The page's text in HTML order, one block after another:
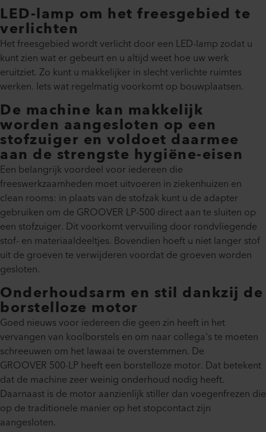
LED-lamp om het freesgebied te
verlichten
Het freesgebied wordt verlicht door een LED-lamp zodat u
kunt zien wat er gebeurt en u altijd weet hoe uw werk
eruitziet. Zo kunt u makkelijker in slecht verlichte ruimtes
werken. Iets wat regelmatig voorkomt op bouwplaatsen.
De machine kan makkelijk
worden aangesloten op een
stofzuiger en voldoet daarmee
aan de strengste hygiëne-eisen
Een belangrijk voordeel voor iedereen die
freeswerkzaamheden moet uitvoeren in ziekenhuizen en
clean rooms: in plaats van de stofzak kunt u de adapter
gebruiken om de GROOVER LP-500 direct aan te sluiten op
een stofzuiger. Dit voorkomt vervuiling door rondvliegende
stof- en materiaaldeeltjes. Bovendien hoeft u niet langer stof
uit de groeven te verwijderen voordat de groeven worden
gesloten.
Onderhoudsarm en stil dankzij de
borstelloze motor
Goed nieuws voor iedereen die geen zin heeft in het
vervangen van koolborstels en om naar collega's te moeten
schreeuwen om het lawaai te overstemmen. De
GROOVER 500-LP heeft een borstelloze motor. Dat betekent
dat de machine zeer weinig onderhoud nodig heeft.
Daarnaast is de motor aanzienlijk stiller dan voegenfrezen die
op de traditionele manier op het stopcontact zijn
aangesloten.